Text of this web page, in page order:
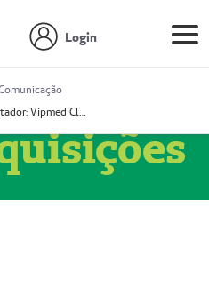
Login
Prestador: Vipmed Clínica Geral Ltda, 51004349-0 (Nome Fantasia: Policlínica Master)